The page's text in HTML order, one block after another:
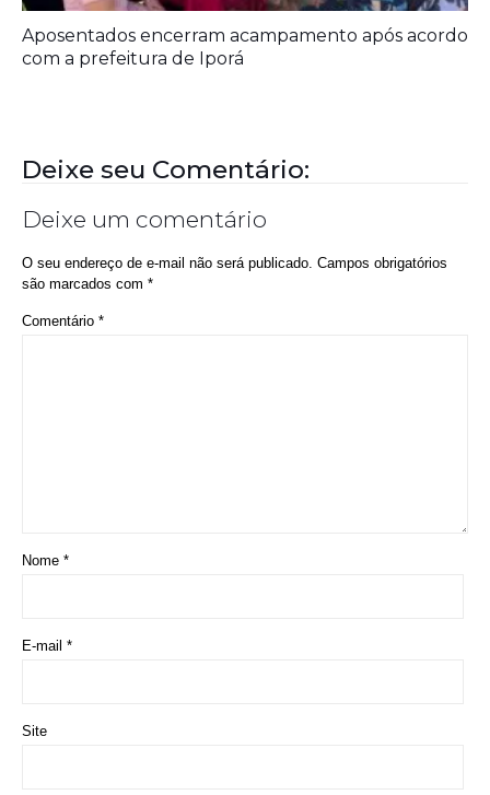
Aposentados encerram acampamento após acordo
com a prefeitura de Iporá
Deixe seu Comentário:
Deixe um comentário
O seu endereço de e-mail não será publicado. Campos obrigatórios
são marcados com *
Comentário *
Nome *
E-mail *
Site